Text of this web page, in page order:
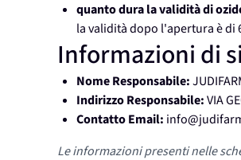
quanto dura la validità di
la validità dopo l'apertura è di
Informazioni di
Nome Responsabile:
Indirizzo Responsabile:VIA
Contatto Email:
Le informazioni presenti nelle